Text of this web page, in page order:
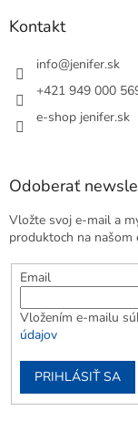
Kontakt
info@jenifer.sk
+421 949 000
e-shop jenifer.sk
Odoberať
Vložte svoj e-mail a
produktoch na našom
Email
Vložením e-mailu
údajov
PRIHLÁSIŤ SA